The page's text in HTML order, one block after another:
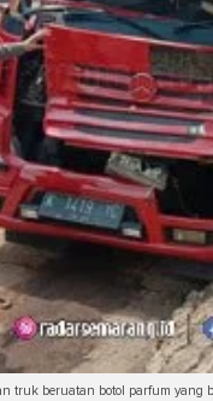
truk beruatan botol parfum